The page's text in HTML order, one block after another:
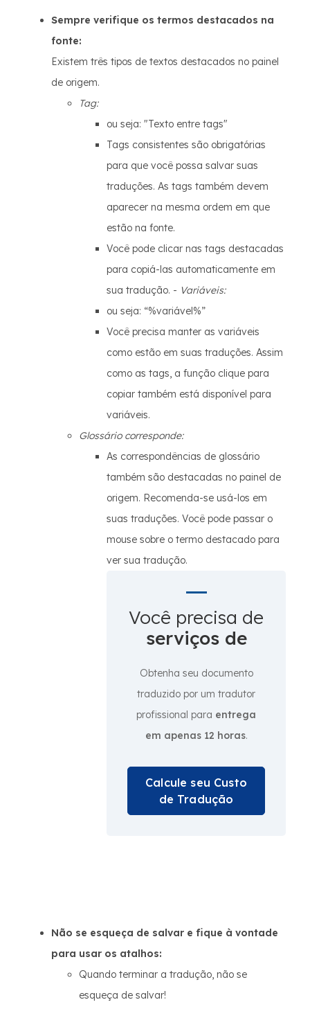
Sempre verifique os termos destacados na
fonte:
Existem três tipos de textos destacados no painel
de origem.
Tag:
ou seja: "Texto entre tags"
Tags consistentes são obrigatórias
para que você possa salvar suas
traduções. As tags também devem
aparecer na mesma ordem em que
estão na fonte.
Você pode clicar nas tags destacadas
para copiá-las automaticamente em
sua tradução. - Variáveis:
ou seja: “%variável%”
Você precisa manter as variáveis
como estão em suas traduções. Assim
como as tags, a função clique para
copiar também está disponível para
variáveis.
Glossário corresponde:
As correspondências de glossário
também são destacadas no painel de
origem. Recomenda-se usá-los em
suas traduções. Você pode passar o
mouse sobre o termo destacado para
ver sua tradução.
Você precisa de
serviços de
Obtenha seu documento
traduzido por um tradutor
profissional para entrega
em apenas 12 horas.
Calcule seu Custo
de Tradução
Não se esqueça de salvar e fique à vontade
para usar os atalhos:
Quando terminar a tradução, não se
esqueça de salvar!